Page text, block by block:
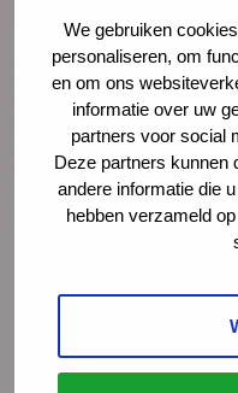
We gebruiken
personaliseren, om
en om ons
informatie over uw
partners voor social
Deze partners kunnen
andere informatie die
hebben verzameld
‘Je voelt dat er
In deze mini-
gezinnen die
Vroeghulp. En
coördinatoren,
wethouder over
Lees meer